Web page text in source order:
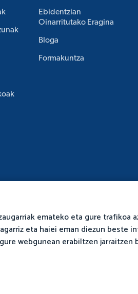
emateko eta gure trafikoa
eta haiei eman diezun beste
webgunean erabiltzen jarraitzen
Ebidentzian
Oinarritutako Eragina
Bloga
Formakuntza